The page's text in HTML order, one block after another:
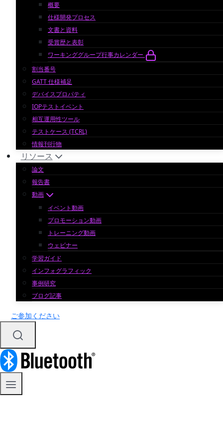
概要
仕様開発プロセス
文書と資料
受賞歴と表彰
ワーキンググループ行事カレンダー
割当番号
GATT 仕様補足
デバイスプロパティ
IOPテストイベント
相互運用性ツール
テストケース (TCRL)
情報刊行物
リソース
論文
報告書
動画
イベント動画
プロモーション動画
トレーニング動画
ウェビナー
学習ガイド
インフォグラフィック
事例研究
ブログ記事
ご参加ください